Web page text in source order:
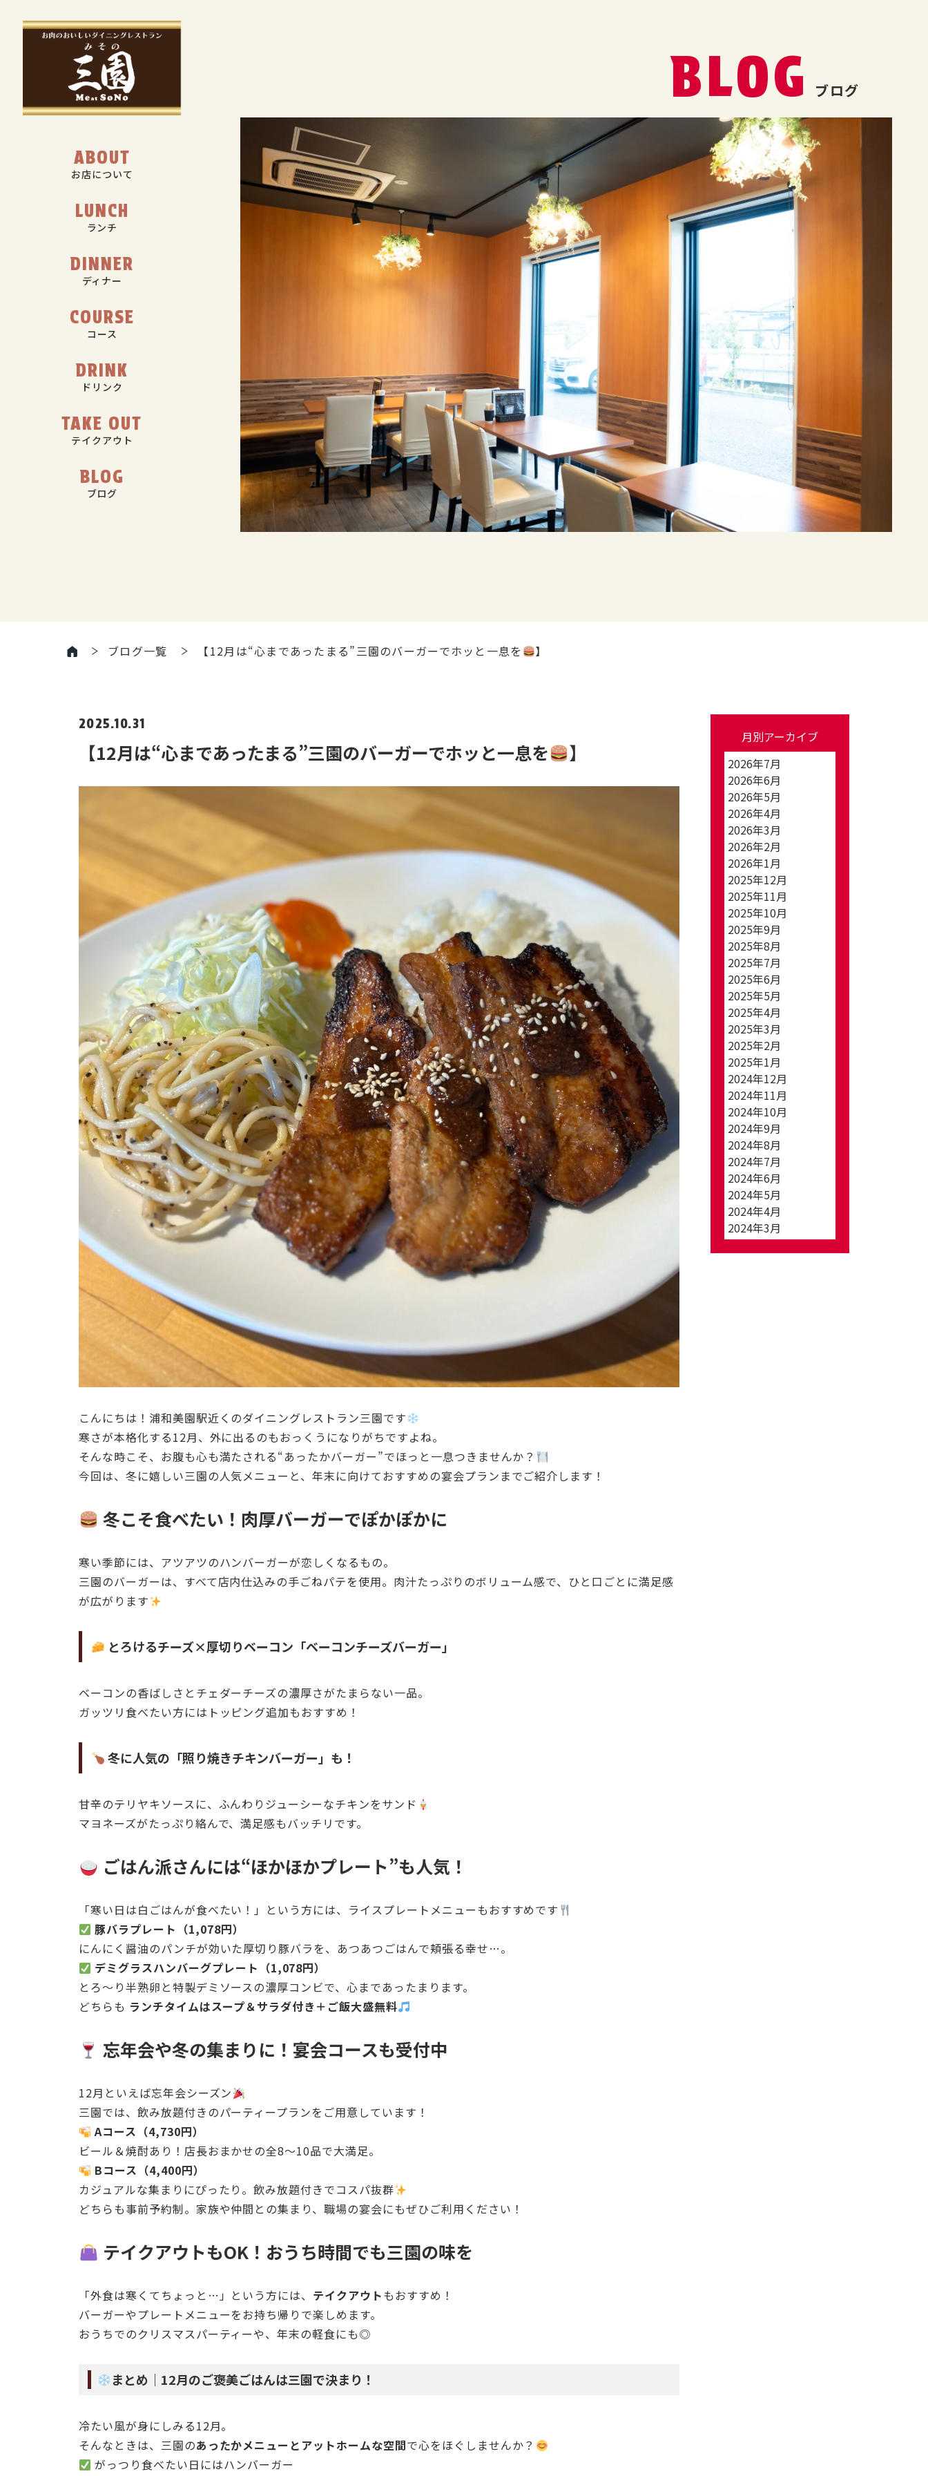
ABOUT
お店について
LUNCH
ランチ
DINNER
ディナー
COURSE
コース
DRINK
ドリンク
TAKE OUT
テイクアウト
BLOG
ブログ
BLOG ブログ
ブログ一覧 【12月は“心まであったまる”三園のバーガーでホッと一息を 】
2025.10.31
【12月は“心まであったまる”三園のバーガーでホッと一息を 】
こんにちは！浦和美園駅近くのダイニングレストラン三園です
寒さが本格化する12月、外に出るのもおっくうになりがちですよね。
そんな時こそ、お腹も心も満たされる“あったかバーガー”でほっと一息つきませんか？
今回は、冬に嬉しい三園の人気メニューと、年末に向けておすすめの宴会プランまでご紹介します！
冬こそ食べたい！肉厚バーガーでぽかぽかに
寒い季節には、アツアツのハンバーガーが恋しくなるもの。
三園のバーガーは、すべて店内仕込みの手ごねパテを使用。肉汁たっぷりのボリューム感で、ひと口ごとに満足感
が広がります
とろけるチーズ×厚切りベーコン「ベーコンチーズバーガー」
ベーコンの香ばしさとチェダーチーズの濃厚さがたまらない一品。
ガッツリ食べたい方にはトッピング追加もおすすめ！
冬に人気の「照り焼きチキンバーガー」も！
甘辛のテリヤキソースに、ふんわりジューシーなチキンをサンド
マヨネーズがたっぷり絡んで、満足感もバッチリです。
ごはん派さんには“ほかほかプレート”も人気！
「寒い日は白ごはんが食べたい！」という方には、ライスプレートメニューもおすすめです
豚バラプレート（1,078円）
にんにく醤油のパンチが効いた厚切り豚バラを、あつあつごはんで頬張る幸せ…。
デミグラスハンバーグプレート（1,078円）
とろ〜り半熟卵と特製デミソースの濃厚コンビで、心まであったまります。
どちらも ランチタイムはスープ＆サラダ付き＋ご飯大盛無料
忘年会や冬の集まりに！宴会コースも受付中
12月といえば忘年会シーズン
三園では、飲み放題付きのパーティープランをご用意しています！
Aコース（4,730円）
ビール＆焼酎あり！店長おまかせの全8～10品で大満足。
Bコース（4,400円）
カジュアルな集まりにぴったり。飲み放題付きでコスパ抜群
どちらも事前予約制。家族や仲間との集まり、職場の宴会にもぜひご利用ください！
テイクアウトもOK！おうち時間でも三園の味を
「外食は寒くてちょっと…」という方には、 テイクアウトもおすすめ！
バーガーやプレートメニューをお持ち帰りで楽しめます。
おうちでのクリスマスパーティーや、年末の軽食にも◎
まとめ｜12月のご褒美ごはんは三園で決まり！
冷たい風が身にしみる12月。
そんなときは、三園のあったかメニューとアットホームな空間で心をほぐしませんか？
がっつり食べたい日にはハンバーガー
月別アーカイブ
2026年7月
2026年6月
2026年5月
2026年4月
2026年3月
2026年2月
2026年1月
2025年12月
2025年11月
2025年10月
2025年9月
2025年8月
2025年7月
2025年6月
2025年5月
2025年4月
2025年3月
2025年2月
2025年1月
2024年12月
2024年11月
2024年10月
2024年9月
2024年8月
2024年7月
2024年6月
2024年5月
2024年4月
2024年3月